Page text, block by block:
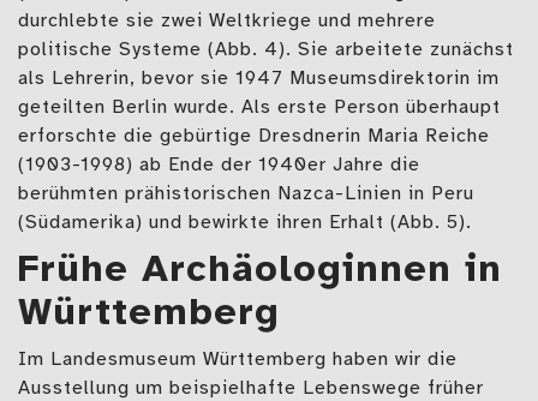
durchlebte sie zwei Weltkriege und mehrere
politische Systeme (Abb. 4). Sie arbeitete zunächst
als Lehrerin, bevor sie 1947 Museumsdirektorin im
geteilten Berlin wurde. Als erste Person überhaupt
erforschte die gebürtige Dresdnerin Maria Reiche
(1903-1998) ab Ende der 1940er Jahre die
berühmten prähistorischen Nazca-Linien in Peru
(Südamerika) und bewirkte ihren Erhalt (Abb. 5).
Frühe Archäologinnen in
Württemberg
Im Landesmuseum Württemberg haben wir die
Ausstellung um beispielhafte Lebenswege früher